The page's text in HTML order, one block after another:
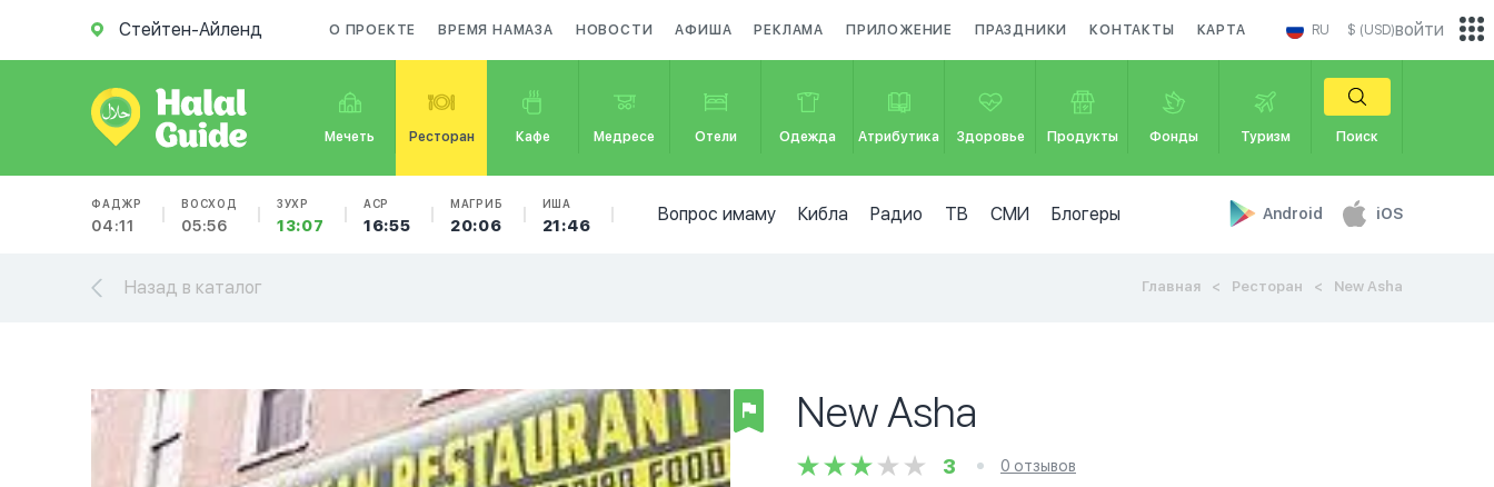
Стейтен-Айленд О ПРОЕКТЕ ВРЕМЯ НАМАЗА НОВОСТИ АФИША РЕКЛАМА ПРИЛОЖЕНИЕ ПРАЗДНИКИ КОНТАКТЫ КАРТА RU $ (USD)
Мечеть Ресторан Кафе Медресе Отели Одежда Атрибутика Здоровье Продукты Фонды Туризм Поиск
ФАДЖР
04:11
ВОСХОД
05:56
ЗУХР
13:07
АСР
16:55
МАГРИБ
20:06
ИША
21:46
Вопрос имаму Кибла Радио ТВ СМИ Блогеры Android iOS
войти
Назад в каталог Главная Ресторан New Asha
New Asha
3 0 отзывов